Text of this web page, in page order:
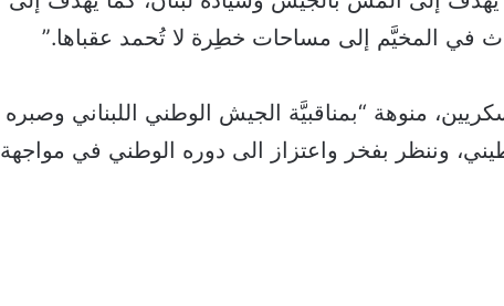
في المخيَّم إلى مساحات خطِرة لا تُحمد عقباها.”
منوهة “بمناقبيَّة الجيش الوطني اللبناني وصبره
وننظر بفخر واعتزاز الى دوره الوطني في مواجهة